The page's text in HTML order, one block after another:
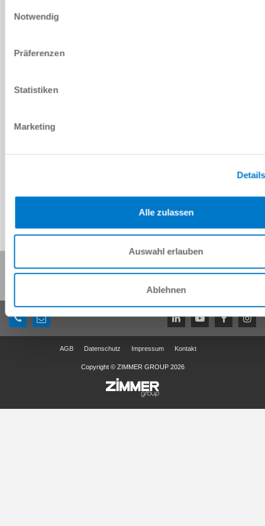
Notwendig
Präferenzen
Statistiken
Marketing
Alle zulassen
Auswahl erlauben
Ablehnen
AGB Datenschutz Impressum Kontakt
Copyright © ZIMMER GROUP 2026